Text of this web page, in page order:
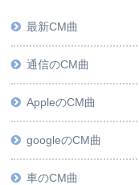
最新CM曲
通信のCM曲
AppleのCM曲
googleのCM曲
車のCM曲